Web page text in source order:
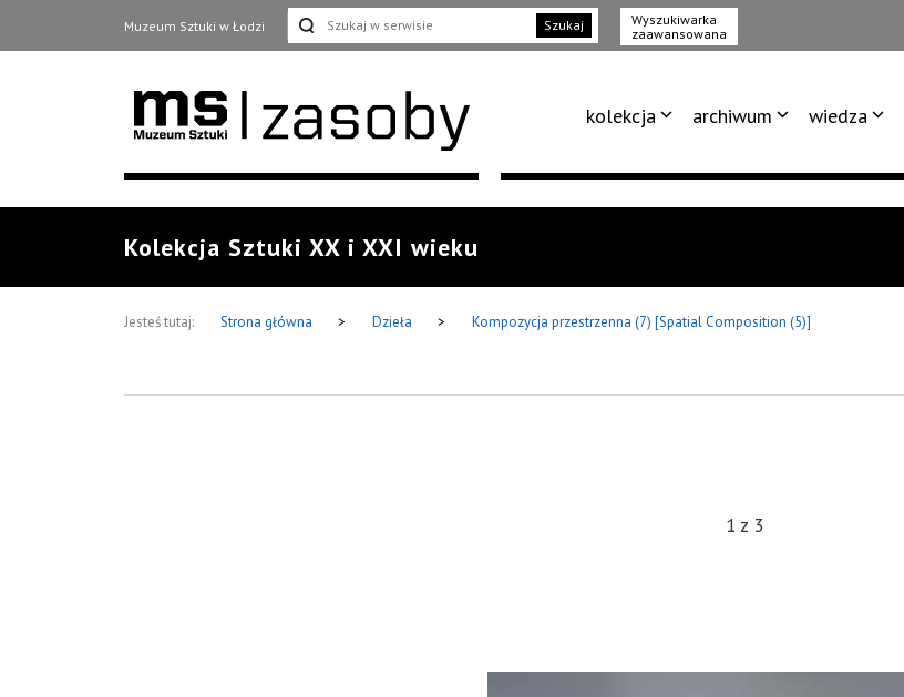
Muzeum Sztuki w Łodzi Szukaj
Wyszukiwarka
zaawansowana
kolekcja archiwum wiedza
Kolekcja Sztuki XX i XXI wieku
Jesteś tutaj: Strona główna > Dzieła > Kompozycja przestrzenna (7) [Spatial Composition (5)]
1 z 3